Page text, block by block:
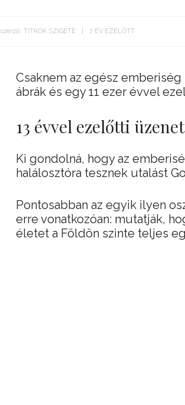
szerző: TITKOK SZIGETE 7 ÉV EZELŐTT
Csaknem az egész
ábrák és egy 11 ezer évvel
13 évvel ezelőtti
Ki gondolná, hogy az
halálosztóra tesznek utalást
Pontosabban az egyik ilyen
erre vonatkozóan: mutatják,
életet a Földön szinte teljes